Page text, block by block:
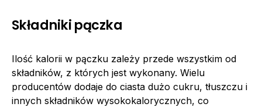
Składniki pączka
Ilość kalorii w pączku zależy przede wszystkim od
składników, z których jest wykonany. Wielu
producentów dodaje do ciasta dużo cukru, tłuszczu i
innych składników wysokokalorycznych, co